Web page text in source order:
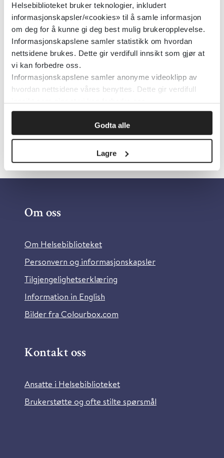
Helsebiblioteket bruker teknologier, inkludert
informasjonskapsler/«cookies» til å samle informasjon
om deg for å kunne gi deg best mulig brukeropplevelse.
Informasjonskapslene samler statistikk om hvordan
nettsidene brukes. Dette gir verdifull innsikt som gjør at
vi kan forbedre oss.
Informasjonskapslene samler anonyme videoklipp av
hvordan nettsidene våres benyttes. Dette gir verdifull
innsikt som gjør at vi kan forbedre oss.
Godta alle
Lagre
2023
Døve mødre
Senter for omsorgsforskning 2024
Om oss
Om Helsebiblioteket
Personvern og informasjonskapsler
Tilgjengelighetserklæring
Information in English
Bilder fra Colourbox.com
Kontakt oss
Ansatte i Helsebiblioteket
Brukerstøtte og ofte stilte spørsmål